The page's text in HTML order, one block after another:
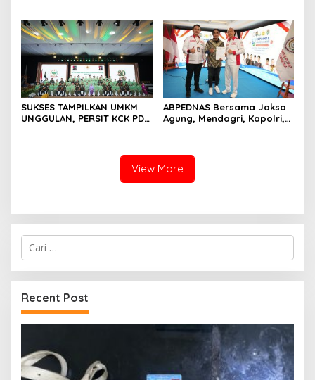
SUKSES TAMPILKAN UMKM
UNGGULAN, PERSIT KCK PD
ABPEDNAS Bersama Jaksa
Agung, Mendagri, Kapolri,
View More
Cari
untuk:
Recent Post